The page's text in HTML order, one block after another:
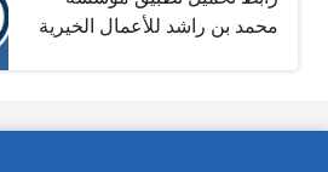
محمد بن راشد للأعمال الخيرية